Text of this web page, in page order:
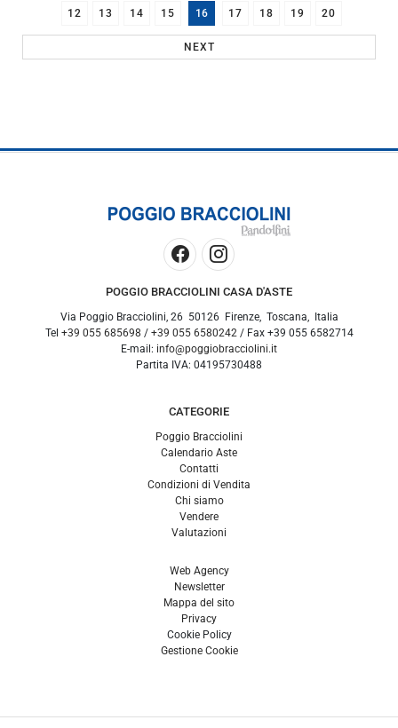
12 13 14 15 16 17 18 19 20
NEXT
POGGIO BRACCIOLINI CASA D'ASTE
Via Poggio Bracciolini, 26 50126 Firenze, Toscana
Italia
Tel +39 055 685698 / +39 055 6580242 / Fax +39 055 6582714
E-mail: info@poggiobracciolini.it
Partita IVA: 04195730488
CATEGORIE
Poggio Bracciolini
Calendario Aste
Contatti
Condizioni di Vendita
Chi siamo
Vendere
Valutazioni
Web Agency
Newsletter
Mappa del sito
Privacy
Cookie Policy
Gestione Cookie